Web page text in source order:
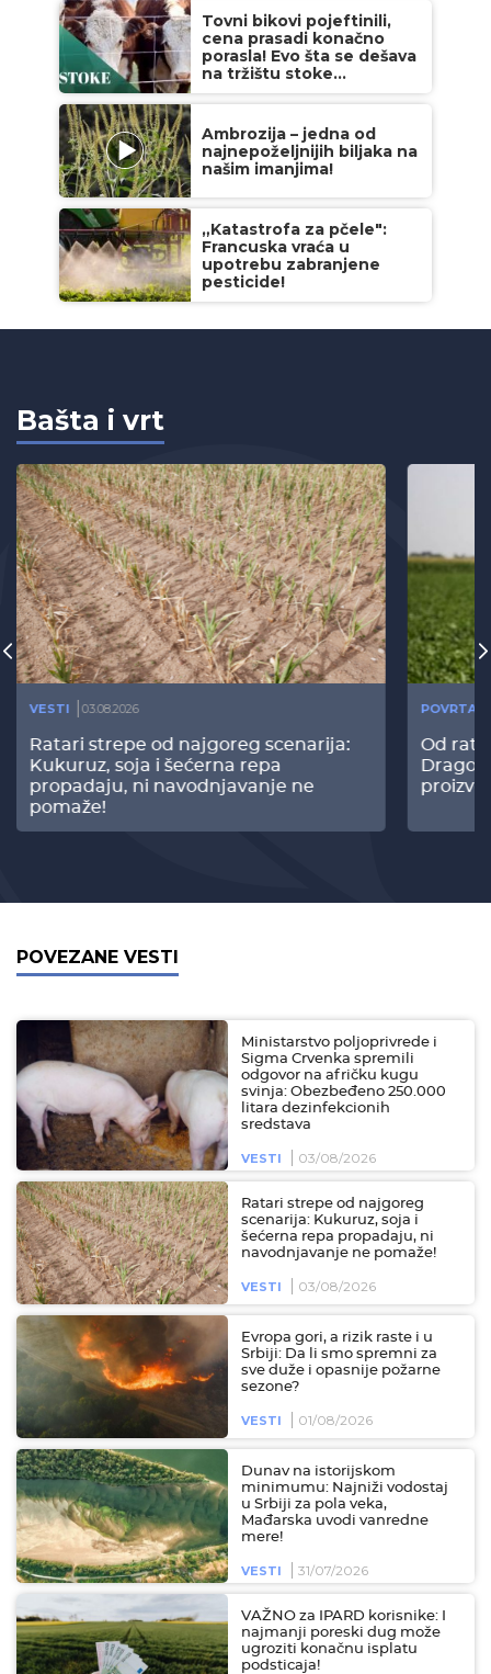
Tovni bikovi pojeftinili,
cena prasadi konačno
porasla! Evo šta se dešava
na tržištu stoke...
Ambrozija – jedna od
najnepoželjnijih biljaka na
našim imanjima!
„Katastrofa za pčele":
Francuska vraća u
upotrebu zabranjene
pesticide!
Bašta i vrt
VESTI 03.08.2026
Ratari strepe od najgoreg scenarija:
Kukuruz, soja i šećerna repa
propadaju, ni navodnjavanje ne
pomaže!
Od
POVEZANE VESTI
Ministarstvo poljoprivrede i
Sigma Crvenka spremili
odgovor na afričku kugu
svinja: Obezbeđeno 250.000
litara dezinfekcionih
sredstava
VESTI 03/08/2026
Ratari strepe od najgoreg
scenarija: Kukuruz, soja i
šećerna repa propadaju, ni
navodnjavanje ne pomaže!
VESTI 03/08/2026
Evropa gori, a rizik raste i u
Srbiji: Da li smo spremni za
sve duže i opasnije požarne
sezone?
VESTI 01/08/2026
Dunav na istorijskom
minimumu: Najniži vodostaj
u Srbiji za pola veka,
Mađarska uvodi vanredne
mere!
VESTI 31/07/2026
VAŽNO za IPARD korisnike: I
najmanji poreski dug može
ugroziti konačnu isplatu
podsticaja!